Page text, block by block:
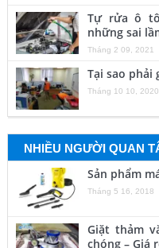
Tự rửa ô
những sai
Tháng 2 09, 2021
Tại sao phải
Tháng 10 10, 2020
NHIỀU NGƯỜI QUAN
Sản phẩm
Tháng 5 16, 2018
Giặt thảm
chóng – Giá